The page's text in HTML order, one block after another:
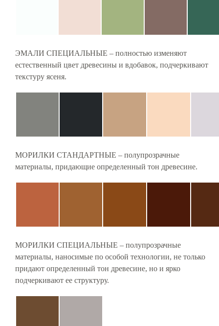
ЭМАЛИ СПЕЦИАЛЬНЫЕ – полностью изменяют
естественный цвет древесины и вдобавок, подчеркивают
текстуру ясеня.
МОРИЛКИ СТАНДАРТНЫЕ – полупрозрачные
материалы, придающие определенный тон древесине.
МОРИЛКИ СПЕЦИАЛЬНЫЕ – полупрозрачные
материалы, наносимые по особой технологии, не только
придают определенный тон древесине, но и ярко
подчеркивают ее структуру.